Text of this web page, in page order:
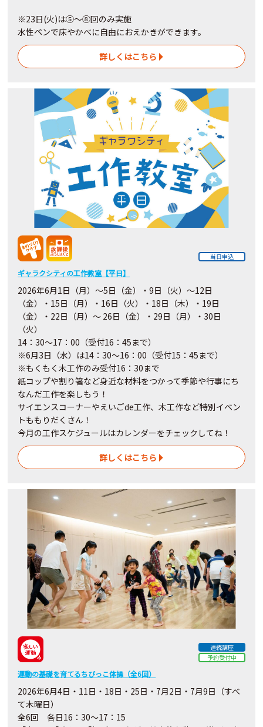
※23日(火)は⑤～⑧回のみ実施
水性ペンで床やかべに自由におえかきができます。
詳しくはこちら
当日申込
ギャラクシティの工作教室【平日】
2026年6月1日（月）～5日（金）・9日（火）～12日
（金）・15日（月）・16日（火）・18日（木）・19日
（金）・22日（月）～ 26日（金）・29日（月）・30日
（火）
14：30～17：00（受付16：45まで）
※6月3日（水）は14：30～16：00（受付15：45まで）
※もくもく木工作のみ受付16：30まで
紙コップや割り箸など身近な材料をつかって季節や行事にち
なんだ工作を楽しもう！
サイエンスコーナーやえいごde工作、木工作など特別イベン
トももりだくさん！
今月の工作スケジュールはカレンダーをチェックしてね！
詳しくはこちら
連続講座
予約受付中
運動の基礎を育てるちびっこ体操（全6回）
2026年6月4日・11日・18日・25日・7月2日・7月9日（すべ
て木曜日）
全6回 各日16：30～17：15